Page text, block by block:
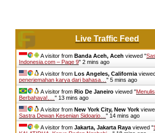
Live Traffic Feed
A visitor from Banda Aceh, Aceh viewed "
Indonesia.com – Page 9" 2 mins ago
A visitor from Los Angeles, California
penerjemahan karya dari bahasa… " 5 mins ago
A visitor from Rio De Janeiro viewed "
Berbahaya!,… " 13 mins ago
A visitor from New York City, New York
Sastra Dewan Kesenian Sidoarjo… " 15 mins ago
A visitor from Jakarta, Jakarta Raya viewed "